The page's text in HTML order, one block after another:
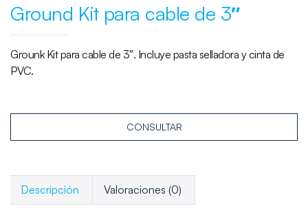
Ground Kit para cable de 3″
Grounk Kit para cable de 3″. Incluye pasta selladora y cinta de
PVC.
CONSULTAR
Descripción Valoraciones (0)